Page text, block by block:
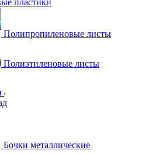
пластики
Полипропиленовые листы
Полиэтиленовые листы
Бочки металлические